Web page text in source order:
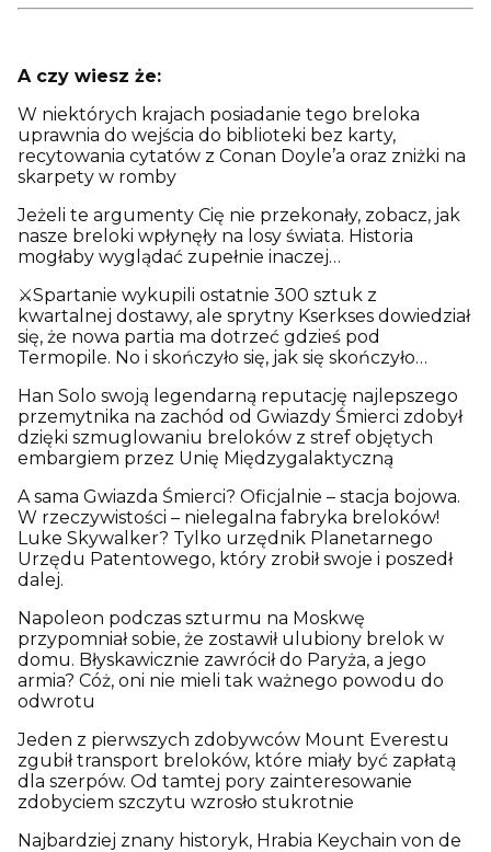
A czy wiesz że:
W niektórych krajach posiadanie tego breloka
uprawnia do wejścia do biblioteki bez karty,
recytowania cytatów z Conan Doyle’a oraz zniżki na
skarpety w romby
Jeżeli te argumenty Cię nie przekonały, zobacz, jak
nasze breloki wpłynęły na losy świata. Historia
mogłaby wyglądać zupełnie inaczej…
⚔️Spartanie wykupili ostatnie 300 sztuk z
kwartalnej dostawy, ale sprytny Kserkses dowiedział
się, że nowa partia ma dotrzeć gdzieś pod
Termopile. No i skończyło się, jak się skończyło…
Han Solo swoją legendarną reputację najlepszego
przemytnika na zachód od Gwiazdy Śmierci zdobył
dzięki szmuglowaniu breloków z stref objętych
embargiem przez Unię Międzygalaktyczną
A sama Gwiazda Śmierci? Oficjalnie – stacja bojowa.
W rzeczywistości – nielegalna fabryka breloków!
Luke Skywalker? Tylko urzędnik Planetarnego
Urzędu Patentowego, który zrobił swoje i poszedł
dalej.
Napoleon podczas szturmu na Moskwę
przypomniał sobie, że zostawił ulubiony brelok w
domu. Błyskawicznie zawrócił do Paryża, a jego
armia? Cóż, oni nie mieli tak ważnego powodu do
odwrotu
Jeden z pierwszych zdobywców Mount Everestu
zgubił transport breloków, które miały być zapłatą
dla szerpów. Od tamtej pory zainteresowanie
zdobyciem szczytu wzrosło stukrotnie
Najbardziej znany historyk, Hrabia Keychain von de